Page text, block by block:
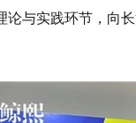
论与实践环节，向